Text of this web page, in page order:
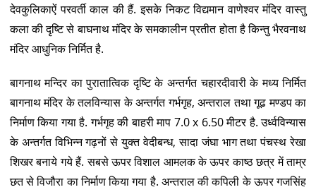
देवकुलिकाऐं परवर्ती काल की हैं. इसके निकट विद्यमान वाणेश्वर मंदिर वास्तु
कला की दृष्टि से बाघनाथ मंदिर के समकालीन प्रतीत होता है किन्तु भैरवनाथ
मंदिर आधुनिक निर्मित है.
बागनाथ मन्दिर का पुरातात्विक दृष्टि के अन्तर्गत चहारदीवारी के मध्य निर्मित
बागनाथ मंदिर के तलविन्यास के अन्तर्गत गर्भगृह, अन्तराल तथा गूढ मण्डप का
निर्माण किया गया है. गर्भगृह की बाहरी माप 7.0 x 6.50 मीटर है. उर्ध्वविन्यास
के अन्तर्गत विभिन्न गढ़नों से युक्त वेदीबन्ध, सादा जंघा भाग तथा पंचस्थ रेखा
शिखर बनाये गये हैं. सबसे ऊपर विशाल आमलक के ऊपर काष्ठ छत्र में ताम्र
छत से विजौरा का निर्माण किया गया है. अन्तराल की कपिली के ऊपर गजसिंह